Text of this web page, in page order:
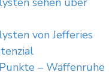
von Jefferies
– Waffenruhe